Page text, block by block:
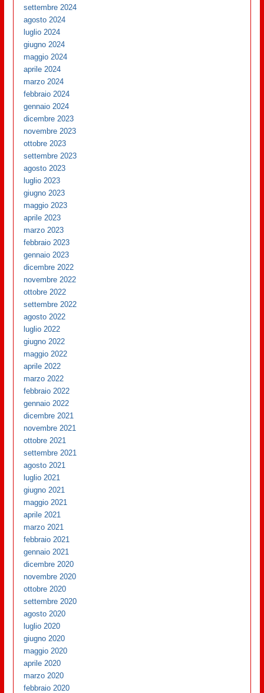
settembre 2024
agosto 2024
luglio 2024
giugno 2024
maggio 2024
aprile 2024
marzo 2024
febbraio 2024
gennaio 2024
dicembre 2023
novembre 2023
ottobre 2023
settembre 2023
agosto 2023
luglio 2023
giugno 2023
maggio 2023
aprile 2023
marzo 2023
febbraio 2023
gennaio 2023
dicembre 2022
novembre 2022
ottobre 2022
settembre 2022
agosto 2022
luglio 2022
giugno 2022
maggio 2022
aprile 2022
marzo 2022
febbraio 2022
gennaio 2022
dicembre 2021
novembre 2021
ottobre 2021
settembre 2021
agosto 2021
luglio 2021
giugno 2021
maggio 2021
aprile 2021
marzo 2021
febbraio 2021
gennaio 2021
dicembre 2020
novembre 2020
ottobre 2020
settembre 2020
agosto 2020
luglio 2020
giugno 2020
maggio 2020
aprile 2020
marzo 2020
febbraio 2020